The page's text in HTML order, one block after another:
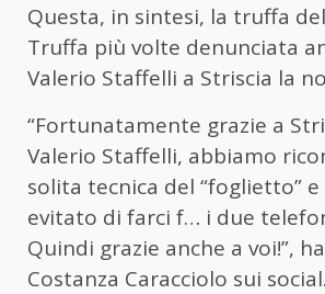
Questa, in sintesi, la truffa
Truffa più volte denunciata
Valerio Staffelli a Striscia la
“Fortunatamente grazie a
Valerio Staffelli, abbiamo
solita tecnica del “foglietto”
evitato di farci f… i due
Quindi grazie anche a voi!”,
Costanza Caracciolo sui social.